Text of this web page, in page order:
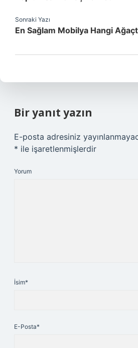
Sonraki Yazı
En Sağlam Mobilya Hangi
Bir yanıt yazın
E-posta adresiniz
* ile işaretlenmişlerdir
Yorum
İsim*
E-Posta*